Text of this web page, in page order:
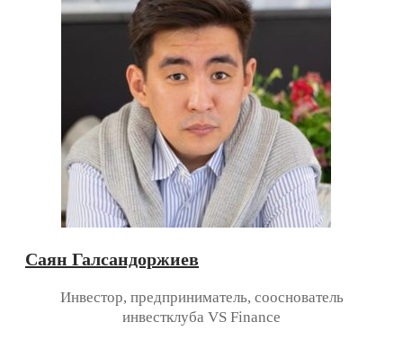
Саян Галсандоржиев
Инвестор, предприниматель, сооснователь
инвестклуба VS Finance